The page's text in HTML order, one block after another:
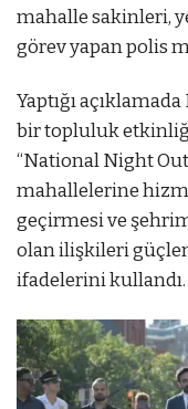
mahalle sakinleri,
görev yapan polis
Yaptığı
bir topluluk
“National Night
mahallelerine
geçirmesi ve
olan ilişkileri
ifadelerini kullandı.